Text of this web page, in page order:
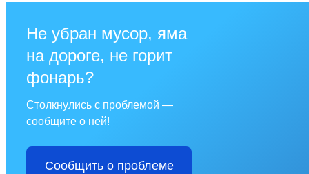
Не убран мусор, яма
на дороге, не горит
фонарь?
Столкнулись с проблемой —
сообщите о ней!
Сообщить о проблеме